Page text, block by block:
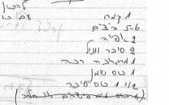
האתר
בסוגי
(כמו
האתר